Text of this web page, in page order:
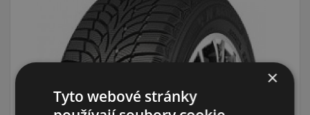
×
Tyto webové stránky